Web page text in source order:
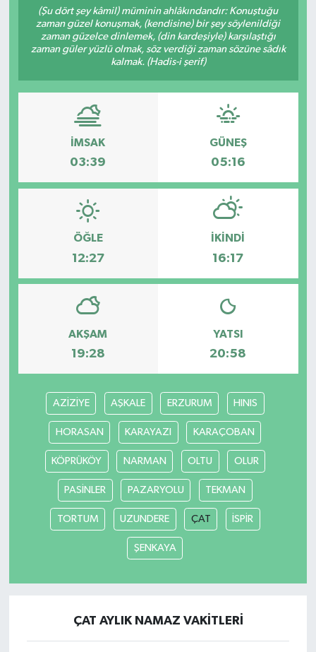
(Şu dört şey kâmil) müminin ahlâkındandır: Konuştuğu
zaman güzel konuşmak, (kendisine) bir şey söylenildiği
zaman güzelce dinlemek, (din kardeşiyle) karşılaştığı
zaman güler yüzlü olmak, söz verdiği zaman sözüne sâdık
kalmak. (Hadis-i şerif)
İMSAK
03:39
GÜNEŞ
05:16
ÖĞLE
12:27
İKINDI
16:17
AKŞAM
19:28
YATSI
20:58
AZİZİYE AŞKALE ERZURUM HINIS
HORASAN KARAYAZI KARAÇOBAN
KÖPRÜKÖY NARMAN OLTU OLUR
PASİNLER PAZARYOLU TEKMAN
TORTUM UZUNDERE ÇAT İSPİR
ŞENKAYA
ÇAT AYLIK NAMAZ VAKITLERI
RESMİ İLANLAR